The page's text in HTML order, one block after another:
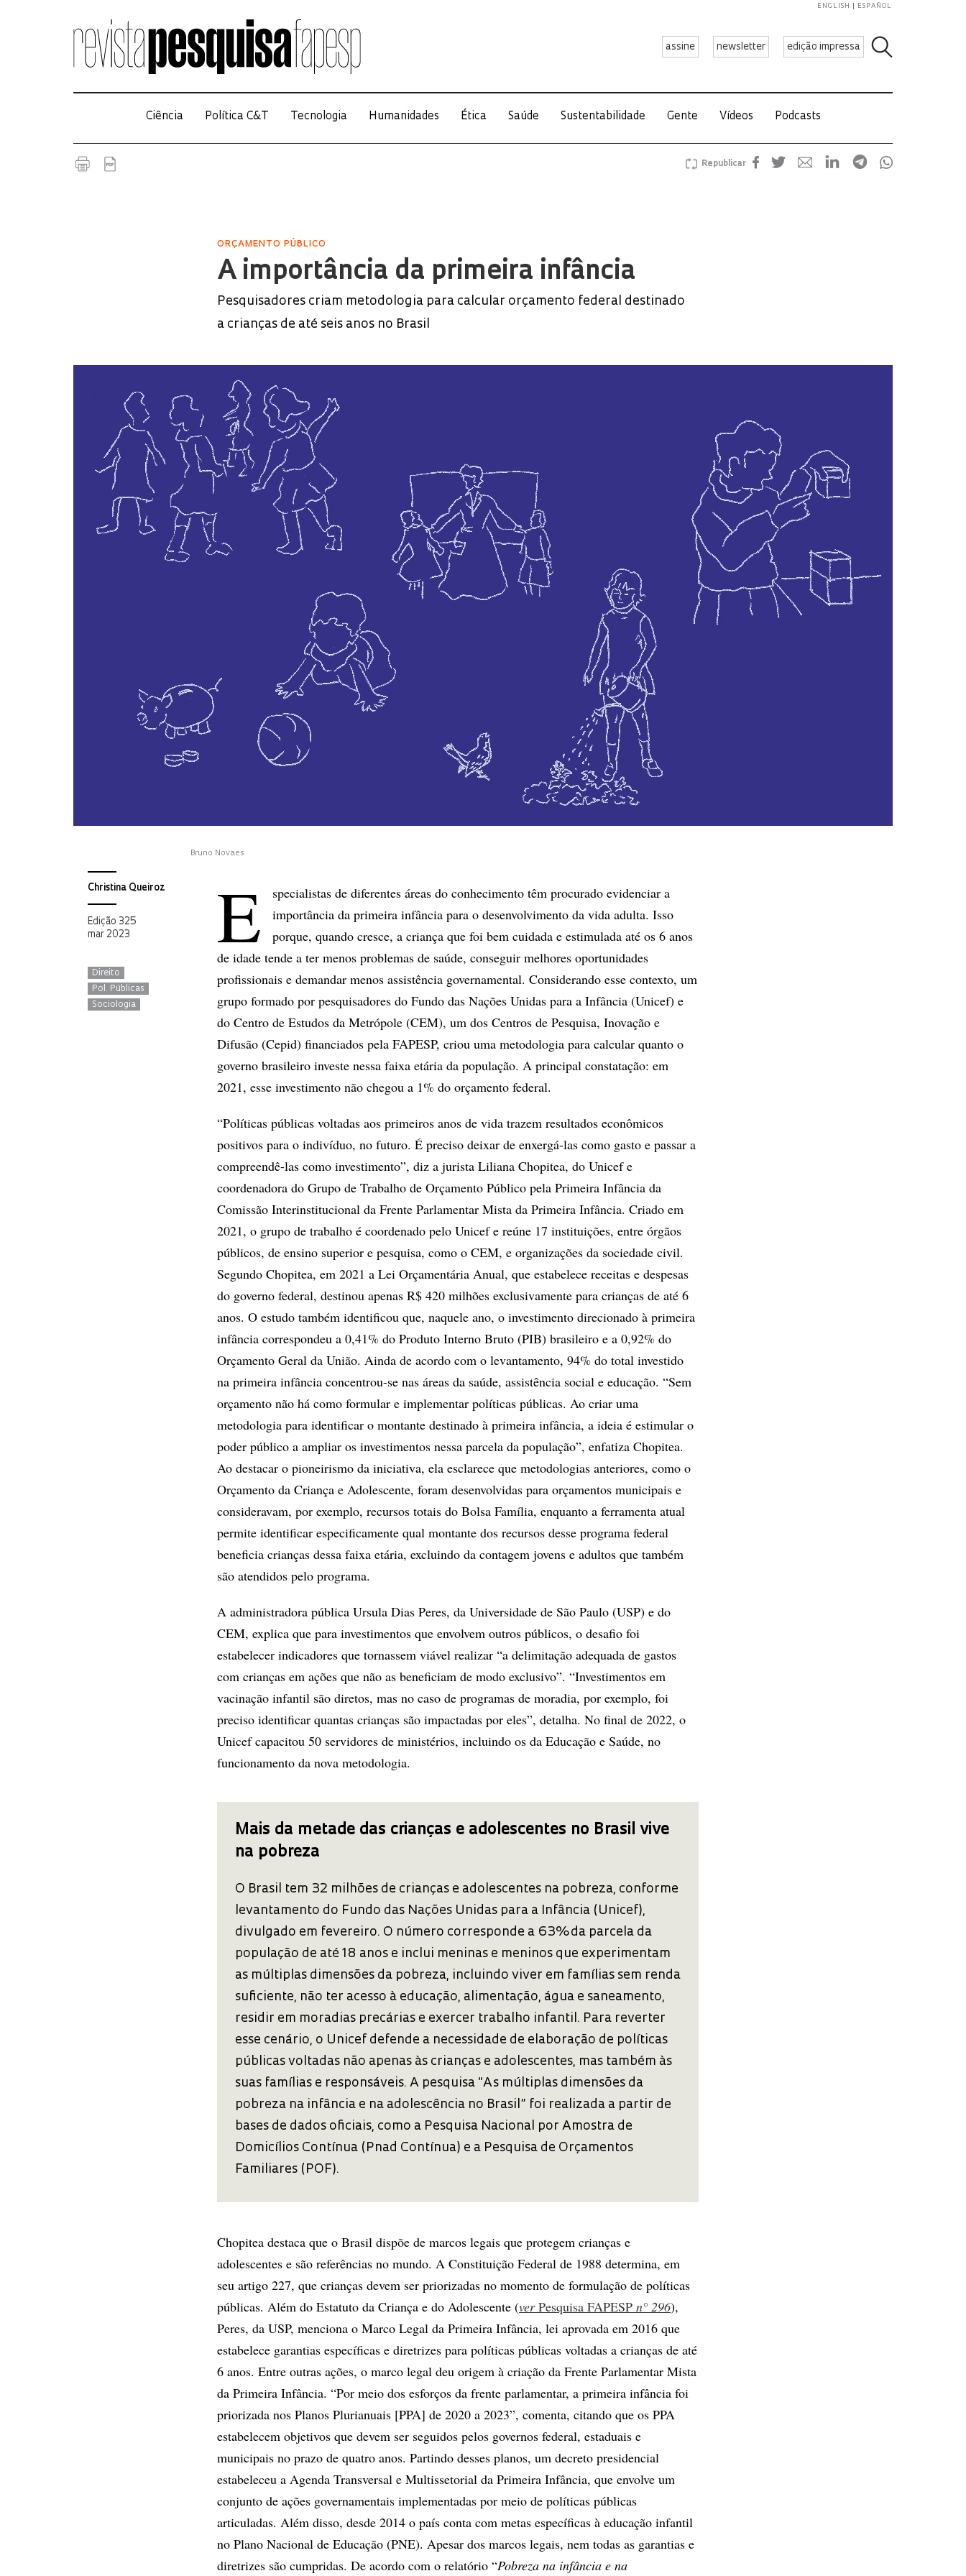
assine newsletter edição impressa
ENGLISH ESPAÑOL
Ciência Política C&T Tecnologia Humanidades Ética Saúde Sustentabilidade Gente Vídeos Podcasts
Republicar
ORÇAMENTO PÚBLICO
A importância da primeira infância
Pesquisadores criam metodologia para calcular orçamento federal destinado
a crianças de até seis anos no Brasil
Bruno Novaes
Christina Queiroz
Edição 325
mar 2023
Direito
Pol. Públicas
Sociologia
E
specialistas de diferentes áreas do conhecimento têm procurado evidenciar a
importância da primeira infância para o desenvolvimento da vida adulta. Isso
porque, quando cresce, a criança que foi bem cuidada e estimulada até os 6 anos
de idade tende a ter menos problemas de saúde, conseguir melhores oportunidades
profissionais e demandar menos assistência governamental. Considerando esse contexto, um
grupo formado por pesquisadores do Fundo das Nações Unidas para a Infância (Unicef) e
do Centro de Estudos da Metrópole (CEM), um dos Centros de Pesquisa, Inovação e
Difusão (Cepid) financiados pela FAPESP, criou uma metodologia para calcular quanto o
governo brasileiro investe nessa faixa etária da população. A principal constatação: em
2021, esse investimento não chegou a 1% do orçamento federal.
“Políticas públicas voltadas aos primeiros anos de vida trazem resultados econômicos
positivos para o indivíduo, no futuro. É preciso deixar de enxergá-las como gasto e passar a
compreendê-las como investimento”, diz a jurista Liliana Chopitea, do Unicef e
coordenadora do Grupo de Trabalho de Orçamento Público pela Primeira Infância da
Comissão Interinstitucional da Frente Parlamentar Mista da Primeira Infância. Criado em
2021, o grupo de trabalho é coordenado pelo Unicef e reúne 17 instituições, entre órgãos
públicos, de ensino superior e pesquisa, como o CEM, e organizações da sociedade civil.
Segundo Chopitea, em 2021 a Lei Orçamentária Anual, que estabelece receitas e despesas
do governo federal, destinou apenas R$ 420 milhões exclusivamente para crianças de até 6
anos. O estudo também identificou que, naquele ano, o investimento direcionado à primeira
infância correspondeu a 0,41% do Produto Interno Bruto (PIB) brasileiro e a 0,92% do
Orçamento Geral da União. Ainda de acordo com o levantamento, 94% do total investido
na primeira infância concentrou-se nas áreas da saúde, assistência social e educação. “Sem
orçamento não há como formular e implementar políticas públicas. Ao criar uma
metodologia para identificar o montante destinado à primeira infância, a ideia é estimular o
poder público a ampliar os investimentos nessa parcela da população”, enfatiza Chopitea.
Ao destacar o pioneirismo da iniciativa, ela esclarece que metodologias anteriores, como o
Orçamento da Criança e Adolescente, foram desenvolvidas para orçamentos municipais e
consideravam, por exemplo, recursos totais do Bolsa Família, enquanto a ferramenta atual
permite identificar especificamente qual montante dos recursos desse programa federal
beneficia crianças dessa faixa etária, excluindo da contagem jovens e adultos que também
são atendidos pelo programa.
A administradora pública Ursula Dias Peres, da Universidade de São Paulo (USP) e do
CEM, explica que para investimentos que envolvem outros públicos, o desafio foi
estabelecer indicadores que tornassem viável realizar “a delimitação adequada de gastos
com crianças em ações que não as beneficiam de modo exclusivo”. “Investimentos em
vacinação infantil são diretos, mas no caso de programas de moradia, por exemplo, foi
preciso identificar quantas crianças são impactadas por eles”, detalha. No final de 2022, o
Unicef capacitou 50 servidores de ministérios, incluindo os da Educação e Saúde, no
funcionamento da nova metodologia.
Mais da metade das crianças e adolescentes no Brasil vive
na pobreza
O Brasil tem 32 milhões de crianças e adolescentes na pobreza, conforme
levantamento do Fundo das Nações Unidas para a Infância (Unicef),
divulgado em fevereiro. O número corresponde a 63% da parcela da
população de até 18 anos e inclui meninas e meninos que experimentam
as múltiplas dimensões da pobreza, incluindo viver em famílias sem renda
suficiente, não ter acesso à educação, alimentação, água e saneamento,
residir em moradias precárias e exercer trabalho infantil. Para reverter
esse cenário, o Unicef defende a necessidade de elaboração de políticas
públicas voltadas não apenas às crianças e adolescentes, mas também às
suas famílias e responsáveis. A pesquisa “As múltiplas dimensões da
pobreza na infância e na adolescência no Brasil” foi realizada a partir de
bases de dados oficiais, como a Pesquisa Nacional por Amostra de
Domicílios Contínua (Pnad Contínua) e a Pesquisa de Orçamentos
Familiares (POF).
Chopitea destaca que o Brasil dispõe de marcos legais que protegem crianças e
adolescentes e são referências no mundo. A Constituição Federal de 1988 determina, em
seu artigo 227, que crianças devem ser priorizadas no momento de formulação de políticas
públicas. Além do Estatuto da Criança e do Adolescente (verPesquisa FAPESP n° 296),
Peres, da USP, menciona o Marco Legal da Primeira Infância, lei aprovada em 2016 que
estabelece garantias específicas e diretrizes para políticas públicas voltadas a crianças de até
6 anos. Entre outras ações, o marco legal deu origem à criação da Frente Parlamentar Mista
da Primeira Infância. “Por meio dos esforços da frente parlamentar, a primeira infância foi
priorizada nos Planos Plurianuais [PPA] de 2020 a 2023”, comenta, citando que os PPA
estabelecem objetivos que devem ser seguidos pelos governos federal, estaduais e
municipais no prazo de quatro anos. Partindo desses planos, um decreto presidencial
estabeleceu a Agenda Transversal e Multissetorial da Primeira Infância, que envolve um
conjunto de ações governamentais implementadas por meio de políticas públicas
articuladas. Além disso, desde 2014 o país conta com metas específicas à educação infantil
no Plano Nacional de Educação (PNE). Apesar dos marcos legais, nem todas as garantias e
diretrizes são cumpridas. De acordo com o relatório “Pobreza na infância e na